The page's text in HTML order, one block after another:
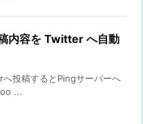
内容を Twitter へ自動
へ投稿するとPingサーバーへ
...